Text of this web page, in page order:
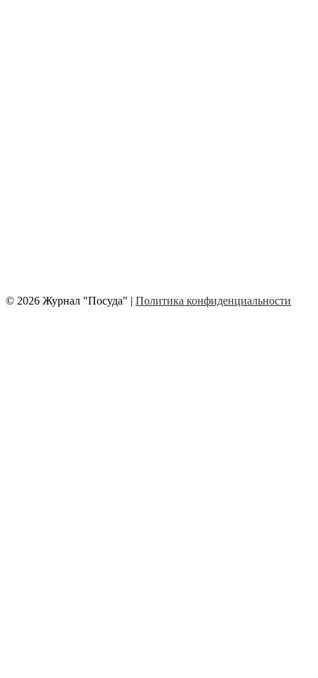
© 2026 Журнал "Посуда" | Политика конфиденциальности